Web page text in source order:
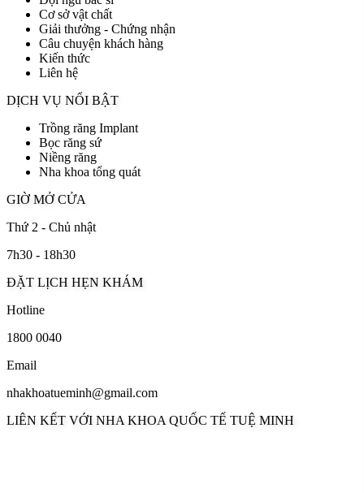
Cơ sở vật chất
Giải thưởng - Chứng nhận
Câu chuyện khách hàng
Kiến thức
Liên hệ
DỊCH VỤ NỔI BẬT
Trồng răng Implant
Bọc răng sứ
Niềng răng
Nha khoa tổng quát
GIỜ MỞ CỬA
Thứ 2 - Chủ nhật
7h30 - 18h30
ĐẶT LỊCH HẸN KHÁM
Hotline
1800 0040
Email
nhakhoatueminh@gmail.com
LIÊN KẾT VỚI NHA KHOA QUỐC TẾ TUỆ MINH